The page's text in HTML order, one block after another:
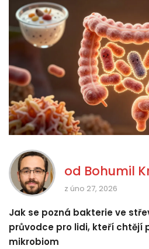
od Bohumil
z úno 27, 2026
Jak se pozná bakterie ve
průvodce pro lidi, kteří chtějí
mikrobiom